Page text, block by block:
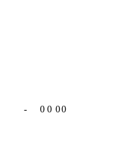
- 0 0 00